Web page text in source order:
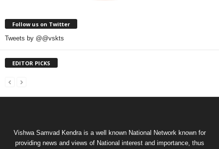
Follow us on Twitter
Tweets by @@vskts
EDITOR PICKS
Vishwa Samvad Kendra is a well known National Network known for
providing news and views of National interest and importance, thus